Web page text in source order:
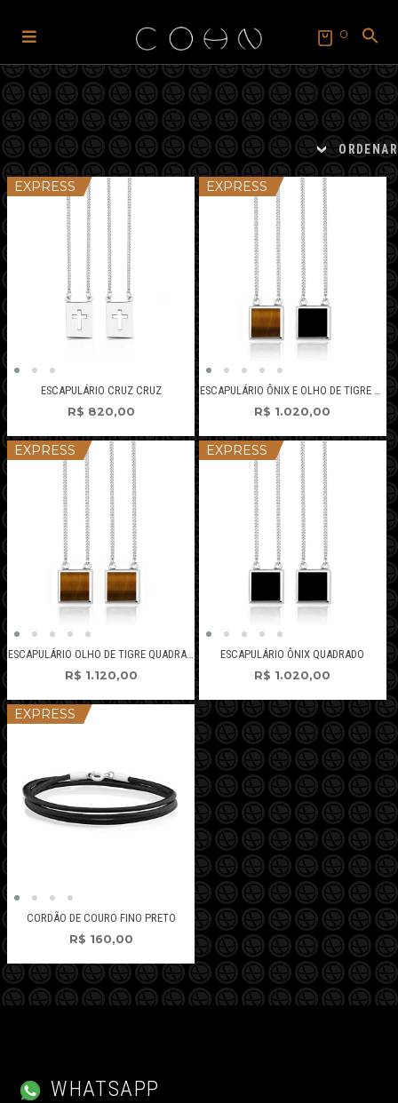
navegação
o
conteúdo
0
SEARCH
FOR:
Search Button
ORDENAR
EXPRESS
ESCAPULÁRIO CRUZ CRUZ
R$ 820,00
EXPRESS
ESCAPULÁRIO ÔNIX E OLHO DE TIGRE QUADRADO
R$ 1.020,00
EXPRESS
ESCAPULÁRIO OLHO DE TIGRE QUADRADO
R$ 1.120,00
EXPRESS
ESCAPULÁRIO ÔNIX QUADRADO
R$ 1.020,00
EXPRESS
CORDÃO DE COURO FINO PRETO
R$ 160,00
WHATSAPP